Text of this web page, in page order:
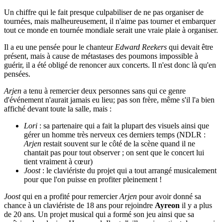
Un chiffre qui le fait presque culpabiliser de ne pas organiser de
tournées, mais malheureusement, il n'aime pas tourner et embarquer
tout ce monde en tournée mondiale serait une vraie plaie à organiser.
Il a eu une pensée pour le chanteur Edward Reekers qui devait être
présent, mais à cause de métastases des poumons impossible à
guérir, il a été obligé de renoncer aux concerts. Il n'est donc là qu'en
pensées.
Arjen a tenu à remercier deux personnes sans qui ce genre
d'événement n'aurait jamais eu lieu; pas son frère, même s'il l'a bien
affiché devant toute la salle, mais :
Lori : sa partenaire qui a fait la plupart des visuels ainsi que
gérer un homme très nerveux ces derniers temps (NDLR :
Arjen restait souvent sur le côté de la scène quand il ne
chantait pas pour tout observer ; on sent que le concert lui
tient vraiment à cœur)
Joost: le claviériste du projet qui a tout arrangé musicalement
pour que l'on puisse en profiter pleinement !
Joostqui en a profité pour remercierArjen pour avoir donné sa
chance à un claviériste de 18 ans pour rejoindre Ayreon il y a plus
de 20 ans. Un projet musical qui a formé son jeu ainsi que sa